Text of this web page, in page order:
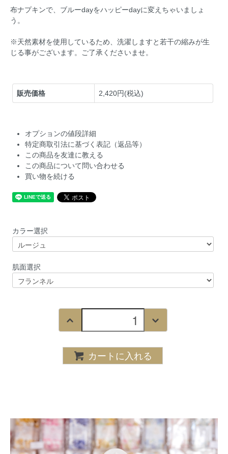
布ナプキンで、ブルーdayをハッピーdayに変えちゃいましょ
う。
※天然素材を使用しているため、洗濯しますと若干の縮みが生
じる事がございます。ご了承くださいませ。
販売価格 2,420円(税込)
オプションの値段詳細
特定商取引法に基づく表記（返品等）
この商品を友達に教える
この商品について問い合わせる
買い物を続ける
カラー選択
肌面選択
カートに入れる